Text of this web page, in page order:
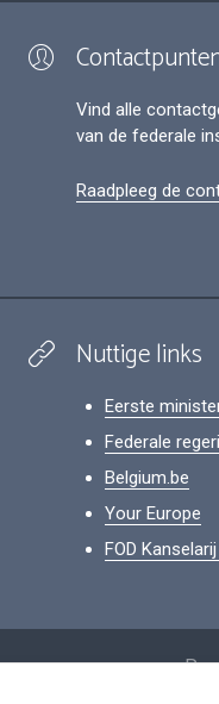
Vind alle
van de federale
Raadpleeg de
Nuttige links
Eerste
Federale
Belgium.be
Your Europe
FOD